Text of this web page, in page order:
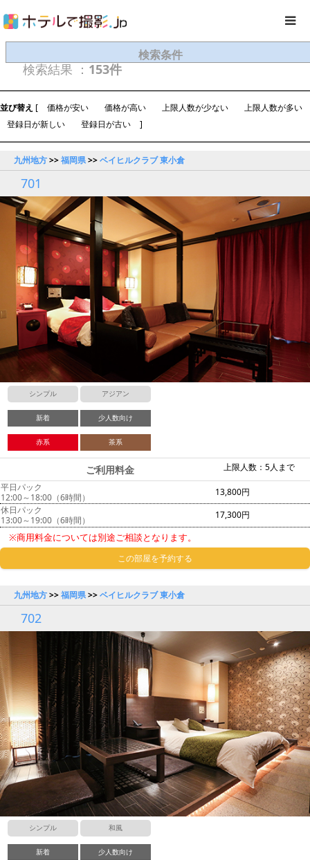
検索条件
検索結果 ： 153件
並び替え [ 価格が安い 価格が高い 上限人数が少ない
上限人数が多い
登録日が新しい
登録日が古い ]
九州地方>>福岡県>>ベイヒルクラブ 東小倉
701
シンプル アジアン
新着 少人数向け
赤系 茶系
上限人数：5人まで
ご利用料金
平日パック
12:00～18:00（6時間）
13,800円
休日パック
13:00～19:00（6時間）
17,300円
※商用料金については別途ご相談となります。
この部屋を予約する
九州地方>>福岡県>>ベイヒルクラブ 東小倉
702
シンプル 和風
新着 少人数向け